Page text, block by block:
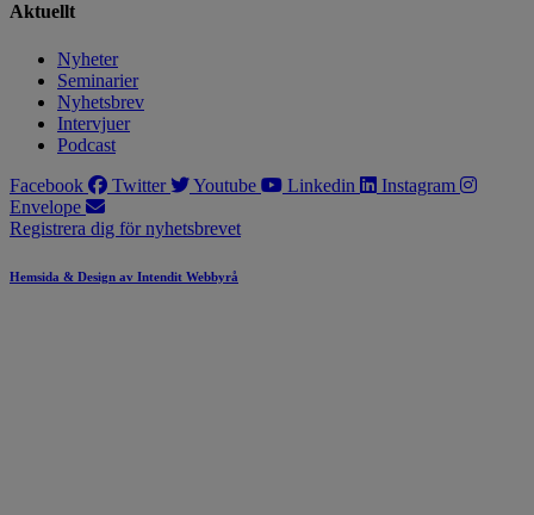
Aktuellt
Nyheter
Seminarier
Nyhetsbrev
Intervjuer
Podcast
Facebook
Twitter Youtube Linkedin
Instagram
Envelope
Registrera dig för nyhetsbrevet
Hemsida & Design av Intendit Webbyrå